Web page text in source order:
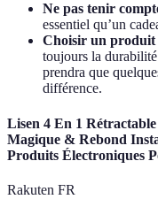
Ne pas tenir
essentiel qu’un
Choisir un produit
toujours la
prendra que
différence.
Lisen 4 En 1
Magique & Rebond
Produits Électroniques
Rakuten FR